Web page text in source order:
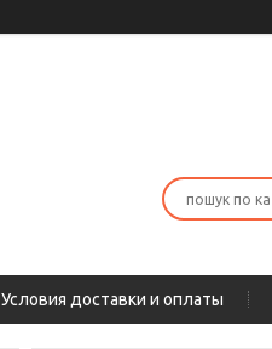
Условия доставки и оплаты